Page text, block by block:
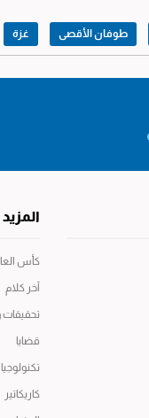
طوفان الأقصى غزة
كأس العالم
آخر كلام
قضايا
تكنولوجيا
كاريكاتير